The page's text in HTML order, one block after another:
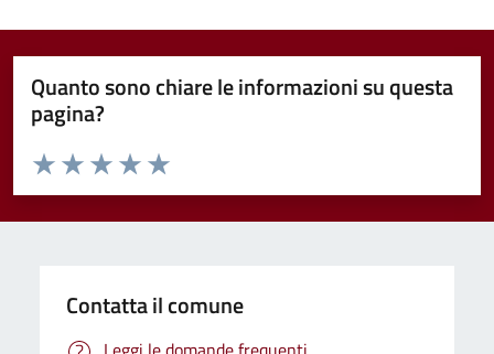
Quanto sono chiare le informazioni su questa
pagina?
Valuta da 1 a 5 stelle la pagina
Valuta 5 stelle su 5
Valuta 4 stelle su 5
Valuta 3 stelle su 5
Valuta 2 stelle su 5
Valuta 1 stelle su 5
Contatta il comune